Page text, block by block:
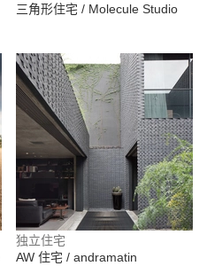
三角形住宅 / Molecule Studio
独立住宅
AW 住宅 / andramatin